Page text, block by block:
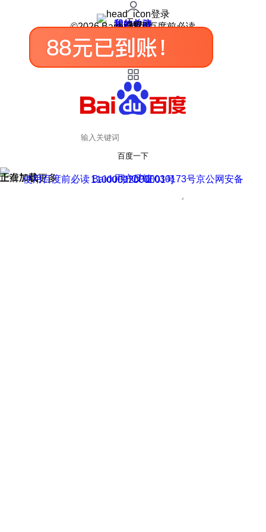
登录
我的关注
我的收藏
皮肤中心
用户反馈
设置
©2026 Baidu 使用百度前必读
百度一下
正在加载
上滑加载更多 用户反馈
使用百度前必读 Baidu 京ICP证030173号
京公网安备11000002000001号